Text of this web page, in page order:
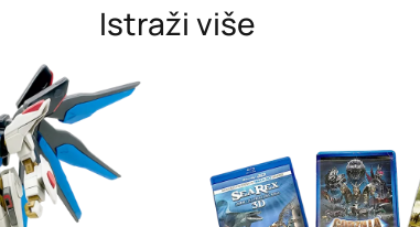
Istraži više